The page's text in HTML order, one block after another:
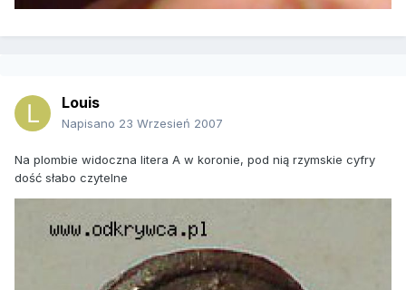
Louis
Napisano 23 Wrzesień 2007
Na plombie widoczna litera A w koronie, pod nią rzymskie cyfry
dość słabo czytelne